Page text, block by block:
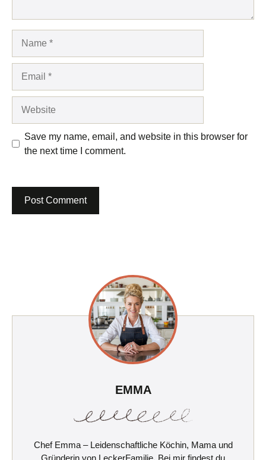
Save my name, email, and website in this browser for
the next time I comment.
EMMA
Chef Emma – Leidenschaftliche Köchin, Mama und